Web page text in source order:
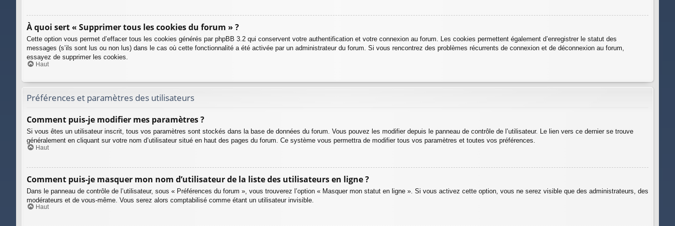
À quoi sert « Supprimer tous les cookies du forum » ?
Cette option vous permet d’effacer tous les cookies générés par phpBB 3.2 qui conservent votre authentification et votre connexion au forum. Les cookies permettent également d’enregistrer le statut des
messages (s’ils sont lus ou non lus) dans le cas où cette fonctionnalité a été activée par un administrateur du forum. Si vous rencontrez des problèmes récurrents de connexion et de déconnexion au forum,
essayez de supprimer les cookies.
Haut
Préférences et paramètres des utilisateurs
Comment puis-je modifier mes paramètres ?
Si vous êtes un utilisateur inscrit, tous vos paramètres sont stockés dans la base de données du forum. Vous pouvez les modifier depuis le panneau de contrôle de l’utilisateur. Le lien vers ce dernier se trouve
généralement en cliquant sur votre nom d’utilisateur situé en haut des pages du forum. Ce système vous permettra de modifier tous vos paramètres et toutes vos préférences.
Haut
Comment puis-je masquer mon nom d’utilisateur de la liste des utilisateurs en ligne ?
Dans le panneau de contrôle de l’utilisateur, sous « Préférences du forum », vous trouverez l’option « Masquer mon statut en ligne ». Si vous activez cette option, vous ne serez visible que des administrateurs, des
modérateurs et de vous-même. Vous serez alors comptabilisé comme étant un utilisateur invisible.
Haut